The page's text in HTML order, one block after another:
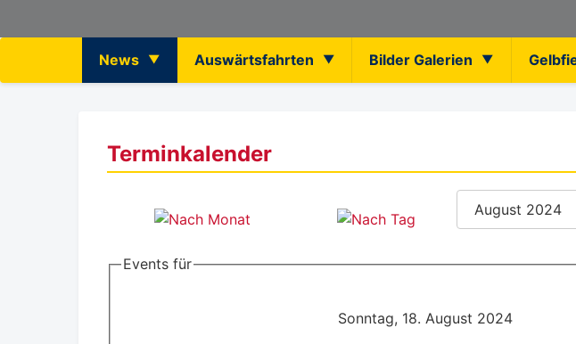
News Auswärtsfahrten Bilder Galerien
Terminkalender
Events für
Sonntag, 18. August 2024